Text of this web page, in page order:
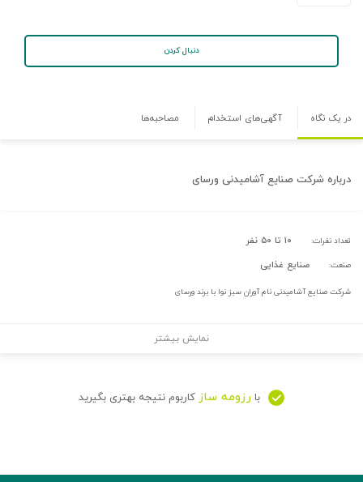
دنبال کردن
در یک نگاه آگهی‌های استخدام مصاحبه‌ها
درباره شرکت صنایع آشامیدنی ورسای
تعداد نفرات: ۱۰ تا ۵۰ نفر
صنعت: صنایع غذایی
شرکت صنایع آشامیدنی نام آوران سبز نوا با برند ورسای
نمایش بیشتر
با رزومه ساز کاربوم نتیجه بهتری بگیرید